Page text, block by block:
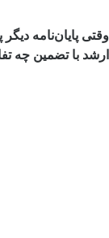
پایان‌نامه دیگر
با تضمین چه